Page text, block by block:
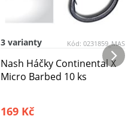
Kód: 0231859_MAS
3 varianty
Nash Háčky Continental X
Micro Barbed 10 ks
169 Kč